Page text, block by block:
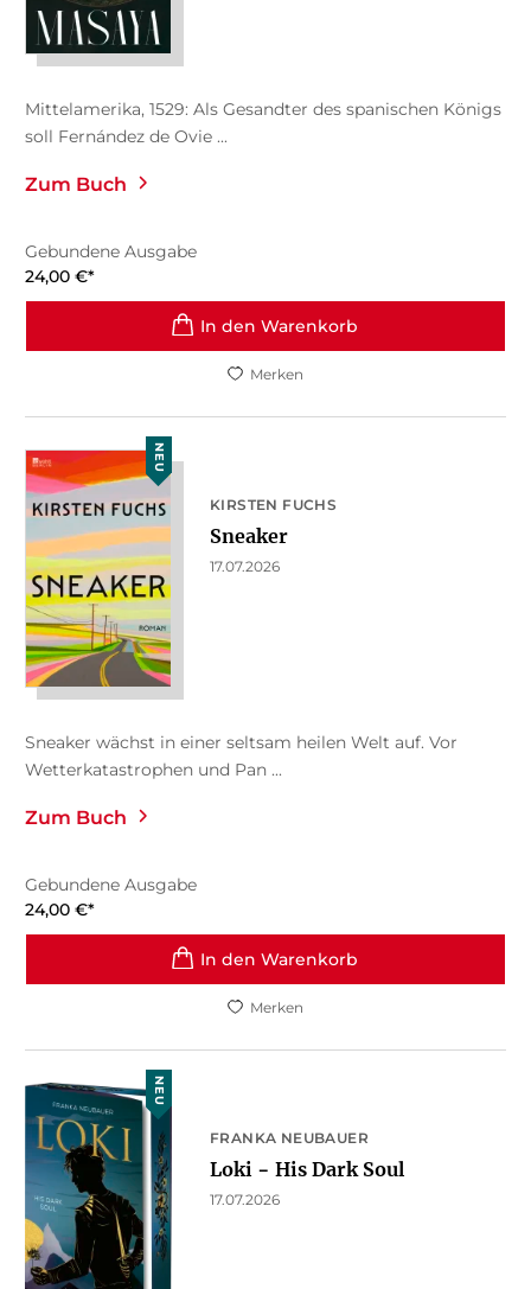
Mittelamerika, 1529: Als Gesandter des spanischen Königs
soll Fernández de Ovie ...
Zum Buch
Gebundene Ausgabe
24,00 €*
In den Warenkorb
Merken
NEU
KIRSTEN FUCHS
Sneaker
17.07.2026
Sneaker wächst in einer seltsam heilen Welt auf. Vor
Wetterkatastrophen und Pan ...
Zum Buch
Gebundene Ausgabe
24,00 €*
In den Warenkorb
Merken
NEU
FRANKA NEUBAUER
Loki − His Dark Soul
17.07.2026